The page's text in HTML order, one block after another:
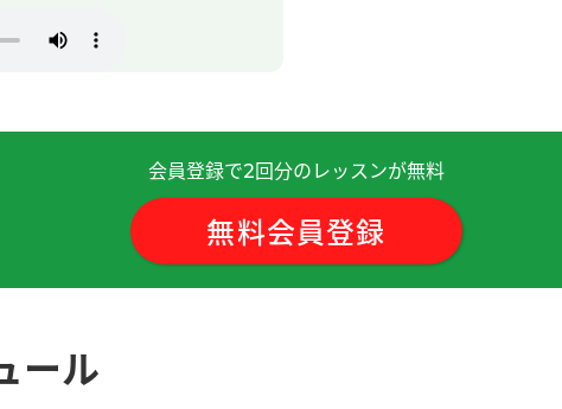
旅。如果能体验到无人驾驶出租车等最前沿的技术,将令我倍感欣
了一身汗。 最近的天气真奇怪呀室内一旦变热，到了晚上也凉不
有点儿难，但是在老师的帮助下，我记住了很多重要的词汇。为
，所以今天想不起来单词了。因为是自学，所以跟我的动力有关
会員登録で2回分のレッスンが無料
無料会員登録
ール